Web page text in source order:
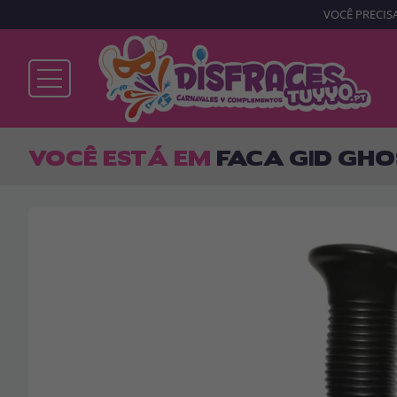
Já sou cliente
VOCÊ
VOCÊ ESTÁ EM FACA GID